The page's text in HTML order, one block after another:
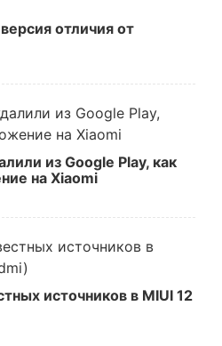
отличия от
из Google Play, как
на Xiaomi
источников в MIUI 12